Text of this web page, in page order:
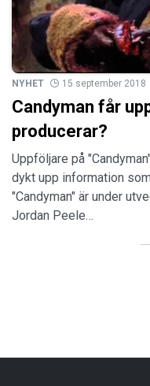
NYHET 15 september 2018
Candyman får
producerar?
Uppföljare på
dykt upp information
"Candyman" är under
Jordan Peele…